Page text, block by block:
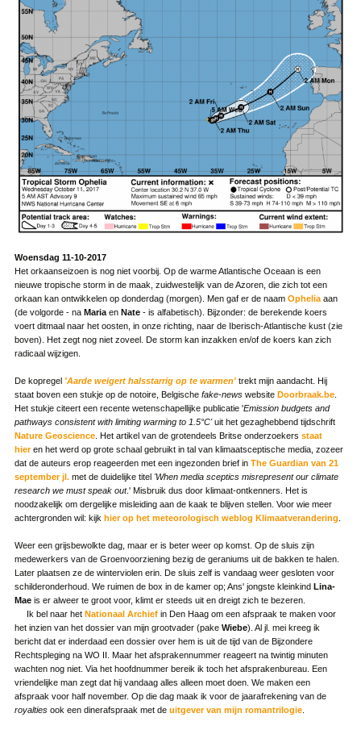
Woensdag 11-10-2017
Het orkaanseizoen is nog niet voorbij. Op de warme Atlantische Oceaan is een
nieuwe tropische storm in de maak, zuidwestelijk van de Azoren, die zich tot een
orkaan kan ontwikkelen op donderdag (morgen). Men gaf er de naam Opheliaaan
(de volgorde - na Mariaen Nate- is alfabetisch). Bijzonder: de berekende koers
voert ditmaal naar het oosten, in onze richting, naar de Iberisch-Atlantische kust (zie
boven). Het zegt nog niet zoveel. De storm kan inzakken en/of de koers kan zich
radicaal wijzigen.
De kopregel 'Aarde weigert halsstarrig op te warmen' trekt mijn aandacht. Hij
staat boven een stukje op de notoire, Belgische fake-newswebsiteDoorbraak.be.
Het stukje citeert een recente wetenschapellijke publicatie 'Emission budgets and
pathways consistent with limiting warming to 1.5°C'uit het gezaghebbend tijdschrift
Nature Geoscience. Het artikel van de grotendeels Britse onderzoekers staat
hieren het werd op grote schaal gebruikt in tal van klimaatsceptische media, zozeer
dat de auteurs erop reageerden met een ingezonden brief in The Guardian van 21
september jl.met de duidelijke titel 'When media sceptics misrepresent our climate
research we must speak out.' Misbruik dus door klimaat-ontkenners. Het is
noodzakelijk om dergelijke misleiding aan de kaak te blijven stellen. Voor wie meer
achtergronden wil: kijk hier op het meteorologisch weblog Klimaatverandering
Weer een grijsbewolkte dag, maar er is beter weer op komst. Op de sluis zijn
medewerkers van de Groenvoorziening bezig de geraniums uit de bakken te halen.
Later plaatsen ze de winterviolen erin. De sluis zelf is vandaag weer gesloten voor
schilderonderhoud. We ruimen de box in de kamer op; Ans' jongste kleinkind Lina-
Maeis er alweer te groot voor, klimt er steeds uit en dreigt zich te bezeren.
Ik bel naar het Nationaal Archiefin Den Haag om een afspraak te maken voor
het inzien van het dossier van mijn grootvader (pakeWiebe). Al jl. mei kreeg ik
bericht dat er inderdaad een dossier over hem is uit de tijd van de Bijzondere
Rechtspleging na WO II. Maar het afsprakennummer reageert na twintig minuten
wachten nog niet. Via het hoofdnummer bereik ik toch het afsprakenbureau. Een
vriendelijke man zegt dat hij vandaag alles alleen moet doen. We maken een
afspraak voor half november. Op die dag maak ik voor de jaarafrekening van de
royaltiesook een dinerafspraak met de uitgever van mijn romantrilogie.